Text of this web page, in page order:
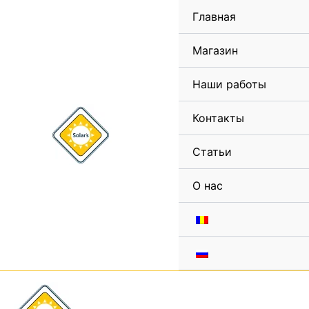
Главная
Магазин
Наши работы
Контакты
Статьи
О нас